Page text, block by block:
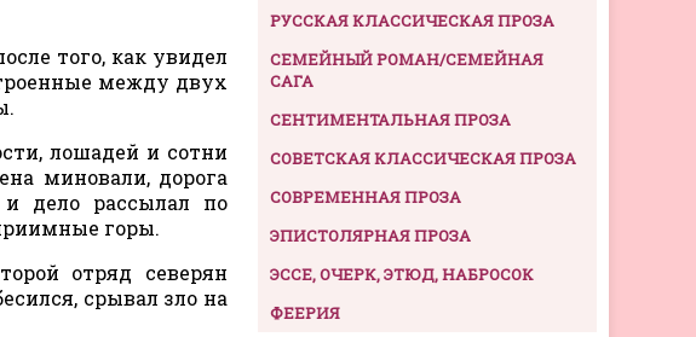
того, как увидел
между двух
лошадей и сотни
миновали, дорога
дело рассылал по
горы.
отряд северян
срывал зло на
РУССКАЯ КЛАССИЧЕСКАЯ ПРОЗА
СЕМЕЙНЫЙ РОМАН/СЕМЕЙНАЯ
САГА
СЕНТИМЕНТАЛЬНАЯ ПРОЗА
СОВЕТСКАЯ КЛАССИЧЕСКАЯ ПРОЗА
СОВРЕМЕННАЯ ПРОЗА
ЭПИСТОЛЯРНАЯ ПРОЗА
ЭССЕ, ОЧЕРК, ЭТЮД, НАБРОСОК
ФЕЕРИЯ